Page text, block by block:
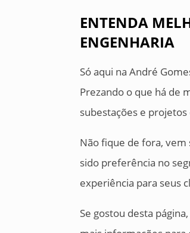
ENTENDA
ENGENHARIA
Só aqui na André
Prezando o que há de
subestações e
Não fique de fora,
sido preferência no
experiência para seus
Se gostou desta